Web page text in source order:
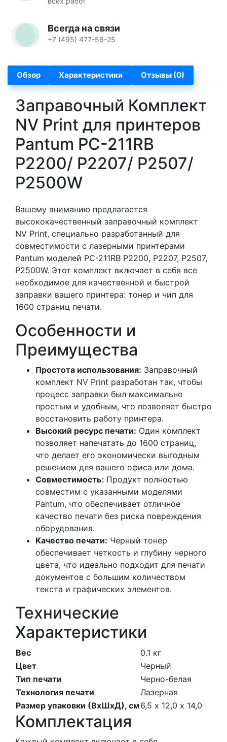
Всегда на связи
+7 (495) 477-56-25
Обзор Характеристики Отзывы (0)
Заправочный Комплект
NV Print для принтеров
Pantum PC-211RB
P2200/ P2207/ P2507/
P2500W
Вашему вниманию предлагается
высококачественный заправочный комплект
NV Print, специально разработанный для
совместимости с лазерными принтерами
Pantum моделей PC-211RB P2200, P2207, P2507,
P2500W. Этот комплект включает в себя все
необходимое для качественной и быстрой
заправки вашего принтера: тонер и чип для
1600 страниц печати.
Особенности и
Преимущества
Простота использования: Заправочный
комплект NV Print разработан так, чтобы
процесс заправки был максимально
простым и удобным, что позволяет быстро
восстановить работу принтера.
Высокий ресурс печати: Один комплект
позволяет напечатать до 1600 страниц,
что делает его экономически выгодным
решением для вашего офиса или дома.
Совместимость: Продукт полностью
совместим с указанными моделями
Pantum, что обеспечивает отличное
качество печати без риска повреждения
оборудования.
Качество печати: Черный тонер
обеспечивает четкость и глубину черного
цвета, что идеально подходит для печати
документов с большим количеством
текста и графических элементов.
Технические
Характеристики
Вес
0.1 кг
Цвет
Черный
Тип печати
Черно-белая
Технология печати
Лазерная
Размер упаковки (ВхШхД), см6,5 х 12,0 х 14,0
Комплектация